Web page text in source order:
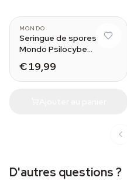
MONDO
Seringue de spores
Mondo Psilocybe
Teacher
€ 19,99
D'autres questions ?